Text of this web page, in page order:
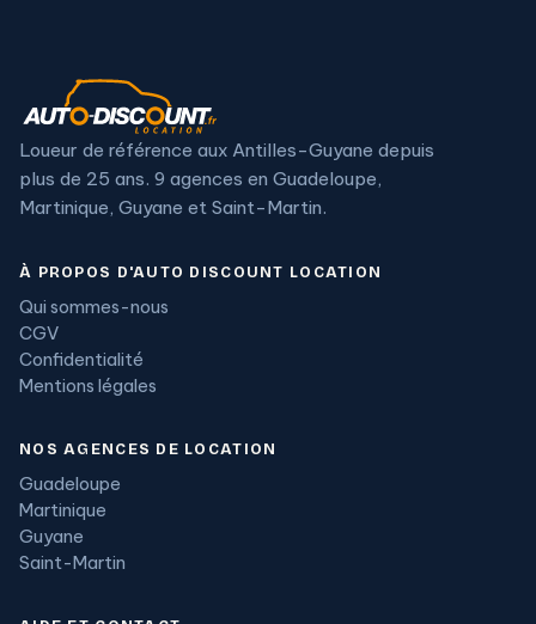
Loueur de référence aux Antilles-Guyane depuis
plus de 25 ans. 9 agences en Guadeloupe,
Martinique, Guyane et Saint-Martin.
À PROPOS D'AUTO DISCOUNT LOCATION
Qui sommes-nous
CGV
Confidentialité
Mentions légales
NOS AGENCES DE LOCATION
Guadeloupe
Martinique
Guyane
Saint-Martin